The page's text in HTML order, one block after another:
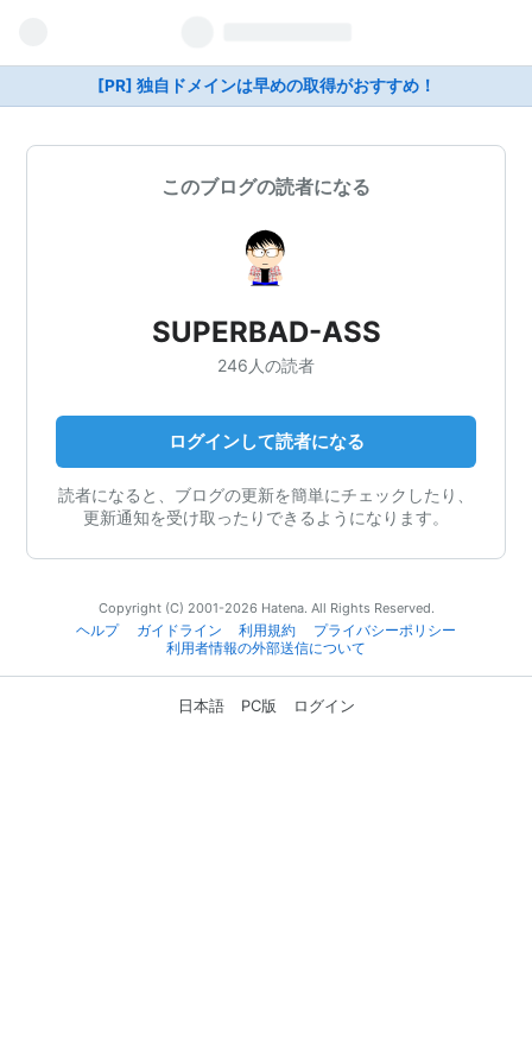
[PR] 独自ドメインは早めの取得がおすすめ！
このブログの読者になる
SUPERBAD-ASS
246人の読者
ログインして読者になる
読者になると、ブログの更新を簡単にチェックしたり、
更新通知を受け取ったりできるようになります。
Copyright (C) 2001-2026 Hatena. All Rights Reserved.
ヘルプ
ガイドライン 利用規約
プライバシーポリシー
利用者情報の外部送信について
日本語 PC版 ログイン